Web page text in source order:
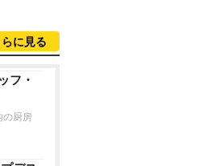
らに見る
フ・
の厨房